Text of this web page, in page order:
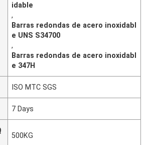
idable
,
Barras redondas de acero inoxidabl
e UNS S34700
,
Barras redondas de acero inoxidabl
e 347H
ISO MTC SGS
7 Days
500KG